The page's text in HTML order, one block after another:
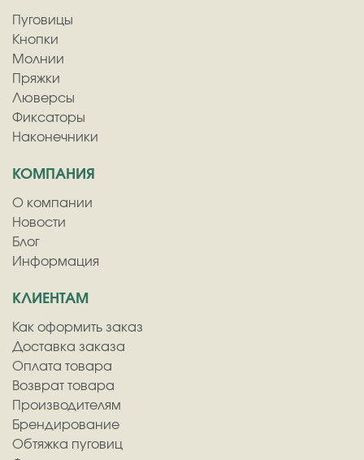
Пуговицы
Кнопки
Молнии
Пряжки
Люверсы
Фиксаторы
Наконечники
КОМПАНИЯ
О компании
Новости
Блог
Информация
КЛИЕНТАМ
Как оформить заказ
Доставка заказа
Оплата товара
Возврат товара
Производителям
Брендирование
Обтяжка пуговиц